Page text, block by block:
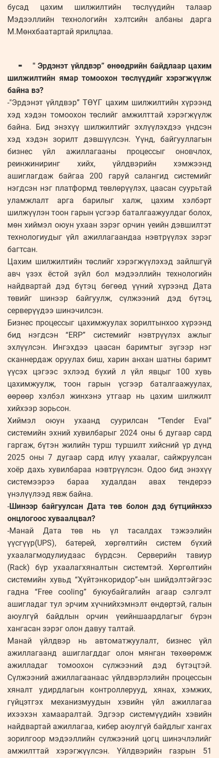
бусад цахим шилжилтийн төслүүдийн талаар
Мэдээллийн технологийн хэлтсийн албаны дарга
М.Мөнхбаатартай ярилцлаа.
⁃ " Эрдэнэт үйлдвэр” өнөөдрийн байдлаар цахим
шилжилтийн ямар томоохон төслүүдийг хэрэгжүүлж
байна вэ?
-"Эрдэнэт үйлдвэр” ТӨҮГ цахим шилжилтийн хүрээнд
хэд хэдэн томоохон төслийг амжилттай хэрэгжүүлж
байна. Бид энэхүү шилжилтийг эхлүүлэхдээ үндсэн
хэд хэдэн зорилт дэвшүүлсэн. Үүнд, байгууллагын
бизнес үйл ажиллагааны процессыг оновчлох,
реинжиниринг хийх, үйлдвэрийн хэмжээнд
ашиглагдаж байгаа 200 гаруй салангид системийг
нэгдсэн нэг платформд төвлөрүүлэх, цаасан суурьтай
уламжлалт арга барилыг халж, цахим хэлбэрт
шилжүүлэн тоон гарын үсгээр баталгаажуулдаг болох,
мөн хиймэл оюун ухаан зэрэг орчин үеийн дэвшилтэт
технологиудыг үйл ажиллагаандаа нэвтрүүлэх зэрэг
багтсан.
Цахим шилжилтийн төслийг хэрэгжүүлэхэд зайлшгүй
авч үзэх ёстой зүйл бол мэдээллийн технологийн
найдвартай дэд бүтэц бөгөөд үүний хүрээнд Дата
төвийг шинээр байгуулж, сүлжээний дэд бүтэц,
серверүүдээ шинэчилсэн.
Бизнес процессыг цахимжуулах зорилтынхоо хүрээнд
бид нэгдсэн “ERP” системийг нэвтрүүлэх ажлыг
эхлүүлсэн. Ингэхдээ цаасан баримтыг зүгээр нэг
сканнердаж оруулах биш, харин анхан шатны баримт
үүсэх цэгээс эхлээд бүхий л үйл явцыг 100 хувь
цахимжуулж, тоон гарын үсгээр баталгаажуулах,
өөрөөр хэлбэл жинхэнэ утгаар нь цахим шилжилт
хийхээр зорьсон.
Хиймэл оюун ухаанд суурилсан “Tender Eval”
системийн эхний хувилбарыг 2024 оны 6 дугаар сард
гаргаж, бүтэн жилийн турш туршилт хийсний үр дүнд
2025 оны 7 дугаар сард илүү ухаалаг, сайжруулсан
хоёр дахь хувилбараа нэвтрүүлсэн. Одоо бид энэхүү
системээрээ бараа худалдан авах тендерээ
үнэлүүлээд явж байна.
-Шинээр байгуулсан Дата төв болон дэд бүтцийнхээ
онцлогоос хуваалцвал?
-Манай Дата төв нь үл тасалдах тэжээлийн
үүсгүүр(UPS), батерей, хөргөлтийн систем бүхий
ухаалагмодулиудаас бүрдсэн. Серверийн тавиур
(Rack) бүр ухаалагхяналтын системтэй. Хөргөлтийн
системийн хувьд “Хүйтэнкоридор”-ын шийдэлтэйгээс
гадна “Free cooling” буюубайгалийн агаар сэлгэлт
ашигладаг тул эрчим хүчнийхэмнэлт өндөртэй, галын
аюулгүй байдлын орчин үеийншаардлагыг бүрэн
хангасан зэрэг олон давуу талтай.
Манай үйлдвэр нь автоматжуулалт, бизнес үйл
ажиллагаанд ашиглагддаг олон мянган төхөөрөмж
ажилладаг томоохон сүлжээний дэд бүтэцтэй.
Сүлжээний ажиллагаанаас үйлдвэрлэлийн процессын
хяналт удирдлагын контроллерууд, хянах, хэмжих,
гүйцэтгэх механизмуудын хэвийн үйл ажиллагаа
ихээхэн хамааралтай. Эдгээр системүүдийн хэвийн
найдвартай ажиллагаа, кибер аюулгүй байдлыг хангах
зорилгоор мэдээллийн сүлжээний цогц шинэчлэлийг
амжилттай хэрэгжүүлсэн. Үйлдвэрийн газрын 51